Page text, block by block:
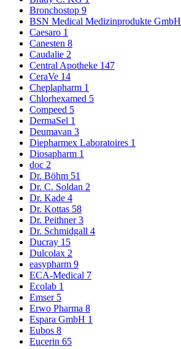
Bronchostop 9
BSN Medical Medizinprodukte GmbH
Caesaro 1
Canesten 8
Caudalie 2
Central Apotheke 147
CeraVe 14
Cheplapharm 1
Chlorhexamed 5
Compeed 5
DermaSel 1
Deumavan 3
Diepharmex Laboratoires 1
Diosapharm 1
doc 2
Dr. Böhm 51
Dr. C. Soldan 2
Dr. Kade 4
Dr. Kottas 58
Dr. Peithner3
Dr. Schmidgall 4
Ducray 15
Dulcolax 2
easypharm 9
ECA-Medical 7
Ecolab 1
Emser 5
Erwo Pharma 8
Espara GmbH 1
Eubos 8
Eucerin 65